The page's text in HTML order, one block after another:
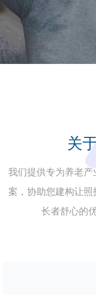
关
我们提供专为养老
案，协助您建构让照
长者舒心的